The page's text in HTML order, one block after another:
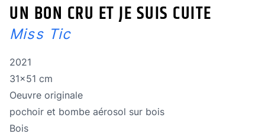
UN BON CRU ET JE SUIS CUITE
Miss Tic
Année de réalisation
2021
Dimensions
31x51 cm
Oeuvre originale
Oeuvre originale
Technique
pochoir et bombe aérosol sur bois
Technique
Bois